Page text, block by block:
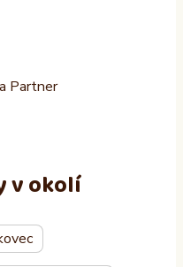
Partner
v okolí